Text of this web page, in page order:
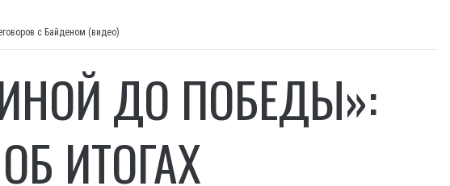
с Байденом (видео)
ДО ПОБЕДЫ»:
ИТОГАХ